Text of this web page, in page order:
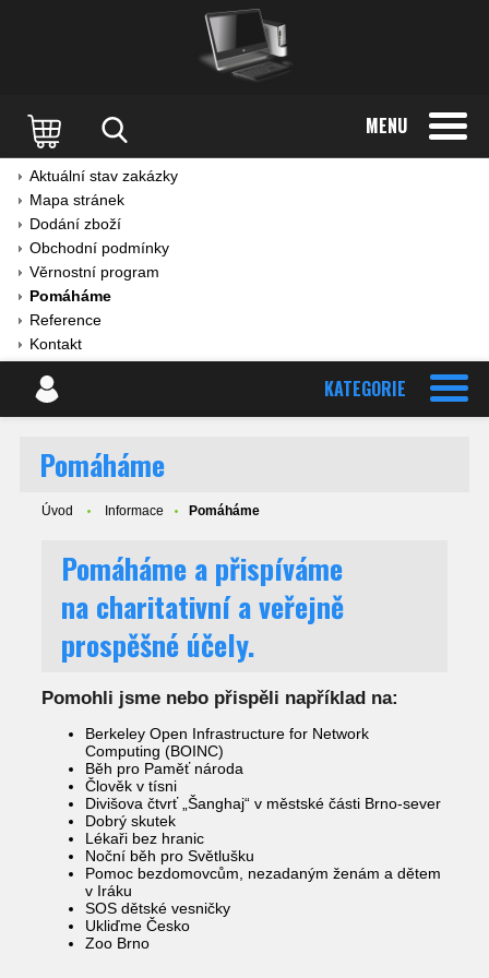
MENU
Aktuální stav zakázky
Mapa stránek
Dodání zboží
Obchodní podmínky
Věrnostní program
Pomáháme
Reference
Kontakt
KATEGORIE
Pomáháme
Úvod Informace Pomáháme
Pomáháme a přispíváme
na charitativní a veřejně
prospěšné účely.
Pomohli jsme nebo přispěli například na:
Berkeley Open Infrastructure for Network
Computing (BOINC)
Běh pro Paměť národa
Člověk v tísni
Divišova čtvrť „Šanghaj“ v městské části Brno-sever
Dobrý skutek
Lékaři bez hranic
Noční běh pro Světlušku
Pomoc bezdomovcům, nezadaným ženám a dětem
v Iráku
SOS dětské vesničky
Ukliďme Česko
Zoo Brno